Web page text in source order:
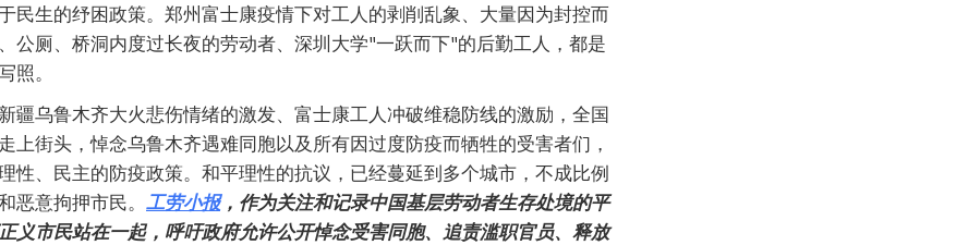
民生的纾困政策。郑州富士康疫情下对工人的剥削乱象、大量因为封控而
公厕、桥洞内度过长夜的劳动者、深圳大学"一跃而下"的后勤工人，都是
照。
疆乌鲁木齐大火悲伤情绪的激发、富士康工人冲破维稳防线的激励，全国
上街头，悼念乌鲁木齐遇难同胞以及所有因过度防疫而牺牲的受害者们，
性、民主的防疫政策。和平理性的抗议，已经蔓延到多个城市，不成比例
恶意拘押市民。 工劳小报，作为关注和记录中国基层劳动者生存处境的平
义市民站在一起，呼吁政府允许公开悼念受害同胞、追责滥职官员、释放